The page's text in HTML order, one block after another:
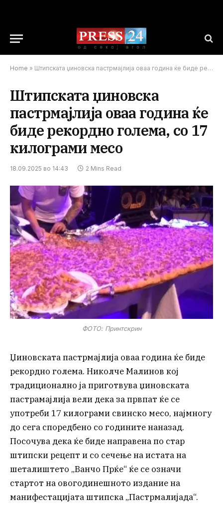
Home » Штипската џиновска пастрмајлија оваа година ќе биде рекордно голема, со 17 килограми месо
Штипската џиновска
пастрмајлија оваа година ќе
биде рекордно голема, со 17
килограми месо
18.09.2025 во 14:43 2 Mins Read
ФОТО: Принтскрин
Џиновската пастрмајлија оваа година ќе биде
рекордно голема. Николче Малинов кој
традиционално ја пригoтвува џиновската
пастрамајлија вели дека за првпат ќе се
употреби 17 килограми свинско месо, најмногу
до сега споредбено со годините наназад.
Посочува дека ќе биде направена по стар
штипски рецепт и со сечење на истата на
шеталиштето „Ванчо Прќе“ ќе се означи
стартот на овогодинешното издание на
манифестацијата штипска „Пастрмалијада“.